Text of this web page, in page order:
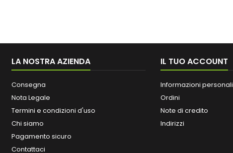
LA NOSTRA AZIENDA
Consegna
Nota Legale
Termini e condizioni d'uso
Chi siamo
Pagamento sicuro
Contattaci
IL TUO ACCOUNT
Informazioni personali
Ordini
Note di credito
Indirizzi